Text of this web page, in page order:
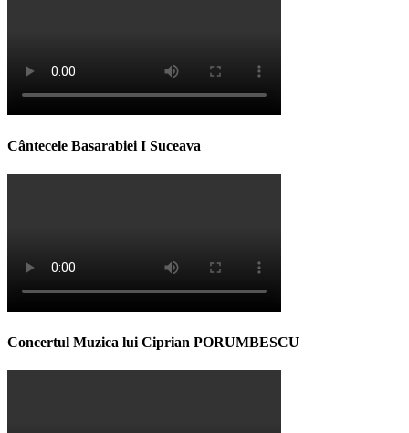
Cântecele Basarabiei I Suceava
Concertul Muzica lui Ciprian PORUMBESCU